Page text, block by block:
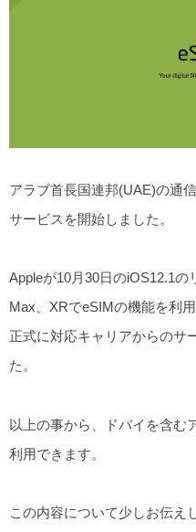
アラブ首長国連邦(UAE)の通
サービスを開始しました。
Appleが10月30日のiOS12.1
Max、XRでeSIMの機能を利
正式に対応キャリアからのサ
た。
以上の事から、ドバイを含む
利用できます。
この内容について少しお伝え